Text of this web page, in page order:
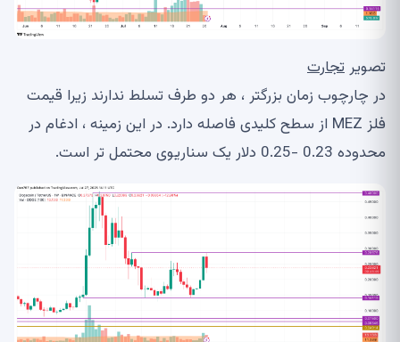
تصویر تجارت
در چارچوب زمان بزرگتر ، هر دو طرف تسلط ندارند زیرا قیمت
فلز MEZ از سطح کلیدی فاصله دارد. در این زمینه ، ادغام در
محدوده 0.23 -0.25 دلار یک سناریوی محتمل تر است.